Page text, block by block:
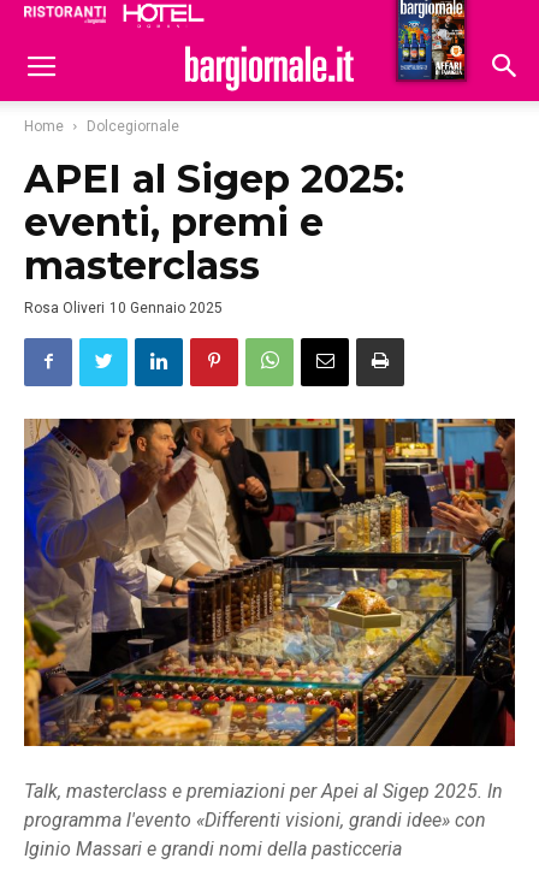
Hoteldomani
Home Dolcegiornale
APEI al Sigep 2025:
eventi, premi e
masterclass
Rosa Oliveri 10 Gennaio 2025
Talk, masterclass e premiazioni per Apei al Sigep 2025. In
programma l'evento «Differenti visioni, grandi idee» con
Iginio Massari e grandi nomi della pasticceria